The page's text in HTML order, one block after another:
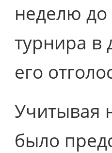
неделю
турнира в
его
Учитывая
было